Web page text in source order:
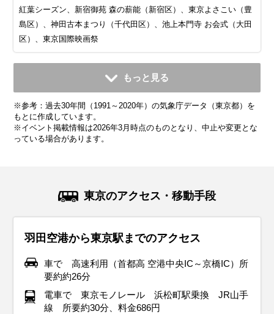
紅葉シーズン、新宿御苑 森の薪能（新宿区）、東京よさこい（豊
島区）、神田古本まつり（千代田区）、池上本門寺 お会式（大田
区）、東京国際映画祭
11月
平均気温・降水量
12.5℃ 96.3mm
気候・服装
11月の東京は、本格的な秋が訪れ、紅葉が美しい時期です。
おすすめの服装は、ウール素材のコートやジャケット、セー
ターなどの暖かいアイテム。インナーには、長袖シャツやタ
ートルネックを合わせると、快適さと温かさを両立できま
帯しておくと便利です。足元は、ブーツや防寒性のあるスニ
12月
平均気温・降水量
7.7℃ 57.9mm
気候・服装
12月の東京は、冬の始まりを感じさせる季節。平均気温は
ジャケット。特に、朝晩の外出では、手袋やマフラー、帽子
といった防寒小物を活用すると、温かさがぐんとアップしま
す。インナーには、ヒートテックやフリース素材のシャツを
しっかり防寒できるものが最適です。この時期は、イルミネ
1月
平均気温・降水量
5.4℃ 59.7mm
気候・服装
1月の東京は真冬まっただ中。平均気温は約5℃、朝晩は0℃
ートやダウンジャケット。さらに、マフラー・手袋・帽子を
プラスすれば、防寒レベルがグッとアップします。インナー
はヒートテックやフリースなど、暖かい素材を選ぶのが正
の組み合わせがおすすめです。寒さが苦手な人は、ホッカイ
2月
平均気温・降水量
6.1℃ 56.5mm
気候・服装
2月もまだまだ冬真っ盛り。寒さが続きますが、晴れた日に
しておきましょう。服装の基本は 厚手のコートやダウンジャ
ケット。風を防げる素材を選べば、より暖かく過ごせます。
長時間外を歩く予定があるなら、ヒートテックやフリースな
冷え対策も重要なので、マフラー・手袋・ブーツを活用しま
3月
平均気温・降水量
9.4℃ 116.0mm
気候・服装
3月の東京は、春の訪れを感じるものの、まだまだ寒い日
活躍します。朝晩は冷え込むことがあるので、セーターや厚
手のカーディガンを重ね着して、体温調整しやすいスタイル
にすると◎。日中はポカポカ陽気になる日もあるので、イン
やすいスニーカーがベスト。寒暖差に対応しつつ、春の東京
4月
平均気温・降水量
14.3℃ 133.7mm
気候・服装
4月になると、東京もすっかり春らしくなり、観光には最高
なります。服装は、軽めのジャケットやカーディガンがちょ
うどいい感じ。日中は薄手のシャツやブラウスで快適に過ご
せますが、朝晩はひんやりすることもあるので、調整しやす
ーがベスト！天気が崩れそうな日は、防水性のある靴を選ぶ
5月
平均気温・降水量
18.8℃ 139.7mm
気候・服装
5月の東京は、春本番！過ごしやすい気候で、お出かけや観
す。服装は、薄手のジャケットやカーディガンがちょうどい
い感じ。日中は半袖シャツや軽めのパンツ、スカートで快適
に過ごせますが、朝晩は肌寒くなることもあるので、サッと
が変わりやすい時期なので、折りたたみ傘があると便利。観
6月
平均気温・降水量
21.9℃ 167.8mm
気候・服装
6月の東京は、いよいよ梅雨入り。湿度が高くなり、蒸し暑
気性の良い素材がマスト！湿気を吸いやすい綿やリネンのシ
ャツ、薄手のパンツが快適です。暑い日は、ショートスリー
ブのワンピースも涼しくておすすめ。また、突然の雨に備え
は、濡れても乾きやすい靴を選ぶと安心です。梅雨の時期で
7月
平均気温・降水量
25.7℃ 156.2mm
気候・服装
7月の東京は、いよいよ本格的な夏が到来！平均気温は
差しが強く、紫外線もグッと増える時期なので、帽子・サン
グラス・日焼け止めをフル活用してしっかり肌を守りましょ
う！足元は、通気性の良いサンダルや軽量スニーカーが快適
手のカーディガンやストールを持っておくと、寒暖差にも対
もっと見る
※参考：過去30年間（1991～2020年）の気象庁データ（東京都）を
もとに作成しています。
※イベント掲載情報は2026年3月時点のものとなり、中止や変更とな
っている場合があります。
東京のアクセス・移動手段
羽田空港から東京駅までのアクセス
車で 高速利用（首都高 空港中央IC～京橋IC）所
要約約26分
電車で 東京モノレール 浜松町駅乗換 JR山手
線 所要約30分、料金686円